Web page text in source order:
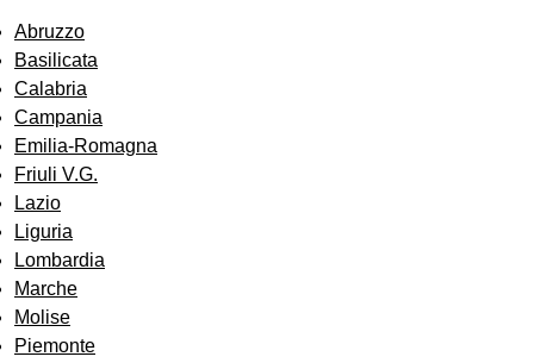
Abruzzo
Basilicata
Calabria
Campania
Emilia-Romagna
Friuli V.G.
Lazio
Liguria
Lombardia
Marche
Molise
Piemonte